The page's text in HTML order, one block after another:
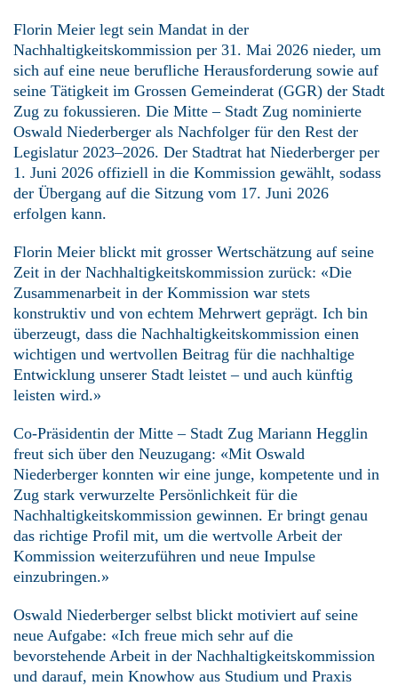
Florin Meier legt sein Mandat in der
Nachhaltigkeitskommission per 31. Mai 2026 nieder, um
sich auf eine neue berufliche Herausforderung sowie auf
seine Tätigkeit im Grossen Gemeinderat (GGR) der Stadt
Zug zu fokussieren. Die Mitte – Stadt Zug nominierte
Oswald Niederberger als Nachfolger für den Rest der
Legislatur 2023–2026. Der Stadtrat hat Niederberger per
1. Juni 2026 offiziell in die Kommission gewählt, sodass
der Übergang auf die Sitzung vom 17. Juni 2026
erfolgen kann.
Florin Meier blickt mit grosser Wertschätzung auf seine
Zeit in der Nachhaltigkeitskommission zurück: «Die
Zusammenarbeit in der Kommission war stets
konstruktiv und von echtem Mehrwert geprägt. Ich bin
überzeugt, dass die Nachhaltigkeitskommission einen
wichtigen und wertvollen Beitrag für die nachhaltige
Entwicklung unserer Stadt leistet – und auch künftig
leisten wird.»
Co-Präsidentin der Mitte – Stadt Zug Mariann Hegglin
freut sich über den Neuzugang: «Mit Oswald
Niederberger konnten wir eine junge, kompetente und in
Zug stark verwurzelte Persönlichkeit für die
Nachhaltigkeitskommission gewinnen. Er bringt genau
das richtige Profil mit, um die wertvolle Arbeit der
Kommission weiterzuführen und neue Impulse
einzubringen.»
Oswald Niederberger selbst blickt motiviert auf seine
neue Aufgabe: «Ich freue mich sehr auf die
bevorstehende Arbeit in der Nachhaltigkeitskommission
und darauf, mein Knowhow aus Studium und Praxis